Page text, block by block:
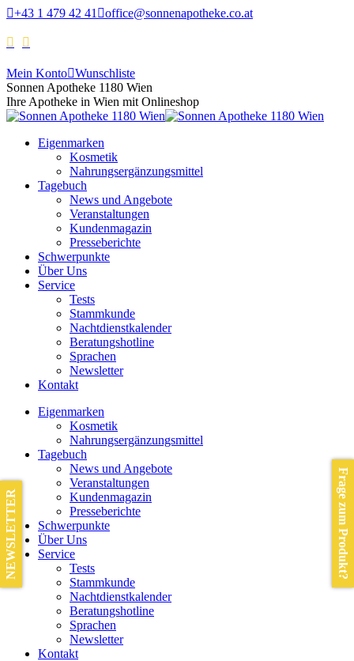
+43 1 479 42 41 office@sonnenapotheke.co.at
Mein Konto Wunschliste
Sonnen Apotheke 1180 Wien
Ihre Apotheke in Wien mit Onlineshop
Eigenmarken
Kosmetik
Nahrungsergänzungsmittel
Tagebuch
News und Angebote
Veranstaltungen
Kundenmagazin
Presseberichte
Schwerpunkte
Über Uns
Service
Tests
Stammkunde
Nachtdienstkalender
Beratungshotline
Sprachen
Newsletter
Kontakt
Eigenmarken
Kosmetik
Nahrungsergänzungsmittel
Tagebuch
News und Angebote
Veranstaltungen
Kundenmagazin
Presseberichte
Schwerpunkte
Über Uns
Service
Tests
Stammkunde
Nachtdienstkalender
Beratungshotline
Sprachen
Newsletter
Kontakt
Frage zum Produkt?
NEWSLETTER